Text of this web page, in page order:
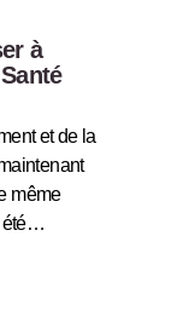
à
et de la
même
été…